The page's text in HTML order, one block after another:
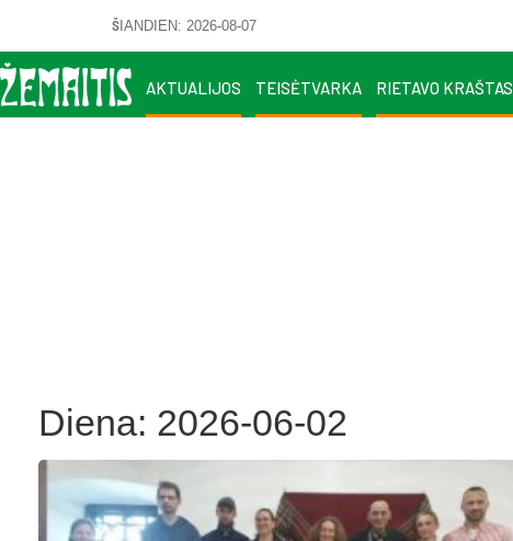
ŠIANDIEN: 2026-08-07
AKTUALIJOS TEISĖTVARKA RIETAVO KRAŠTAS
Diena: 2026-06-02